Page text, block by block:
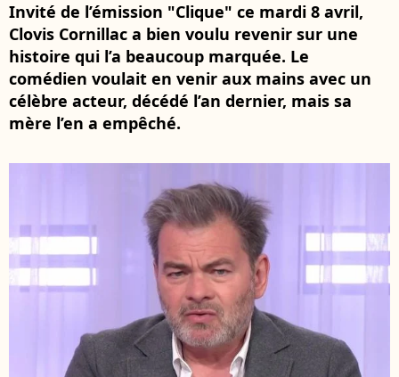
Invité de l’émission "Clique" ce mardi 8 avril,
Clovis Cornillac a bien voulu revenir sur une
histoire qui l’a beaucoup marquée. Le
comédien voulait en venir aux mains avec un
célèbre acteur, décédé l’an dernier, mais sa
mère l’en a empêché.